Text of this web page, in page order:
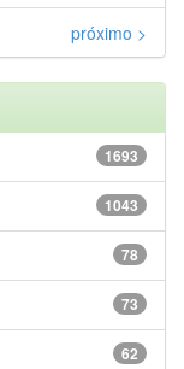
próximo >
1693
1043
78
73
62